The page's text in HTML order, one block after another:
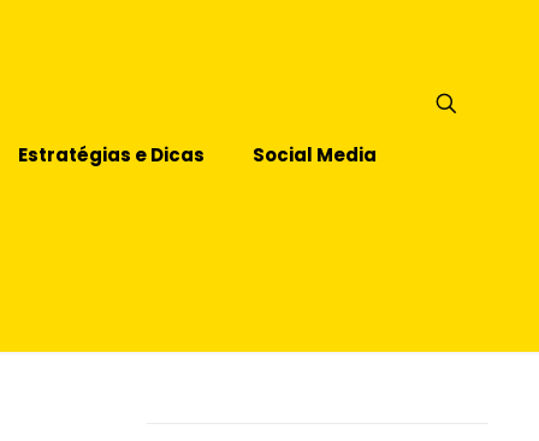
Estratégias e Dicas Social Media